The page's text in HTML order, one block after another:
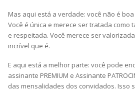
Mas aqui está a verdade: você não é
Você é única e merece ser tratada como
e respeitada. Você merece ser
incrível que é.
E aqui está a melhor parte: você pode
assinante PREMIUM e Assinante
das mensalidades dos convidados. Isso